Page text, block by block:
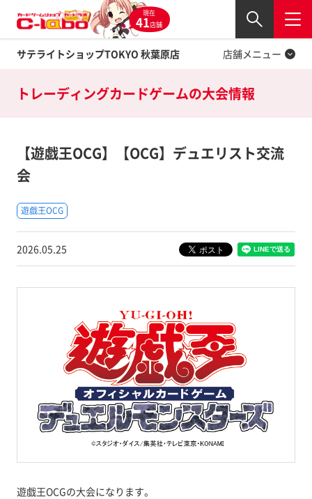
現在
41店舗
サテライトショップTOKYO 秋葉原店
閉じる
店舗メニュー
Twitter
トレーディングカードゲームの大会情報
【遊戯王OCG】【OCG】デュエリスト交流
会
遊戯王OCG
2026.05.25
遊戯王OCGの大会になります。